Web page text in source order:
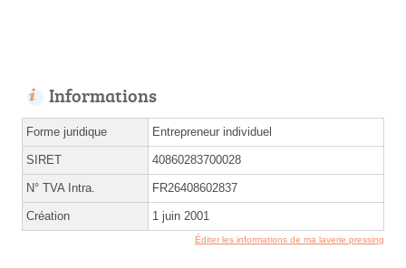
Informations
Forme juridique Entrepreneur individuel
SIRET 40860283700028
N° TVA Intra. FR26408602837
Création 1 juin 2001
Éditer les informations de ma laverie pressing